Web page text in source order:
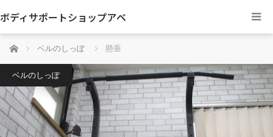
ボディサポートショップアベ
ホーム ベルのしっぽ 懸垂
ベルのしっぽ